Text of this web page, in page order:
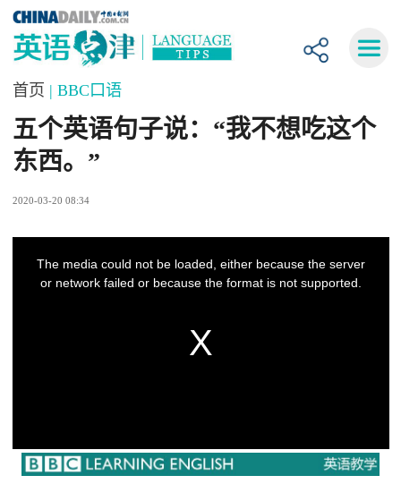
首页 | BBC口语
五个英语句子说：“我不想吃这个
东西。”
2020-03-20 08:34